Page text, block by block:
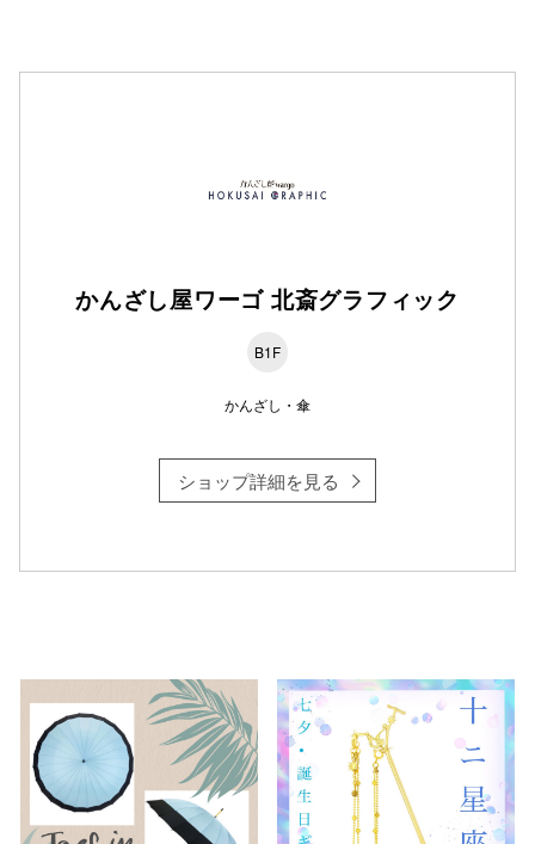
かんざし屋ワーゴ 北斎グラフィック
B1F
かんざし・傘
ショップ詳細を見る